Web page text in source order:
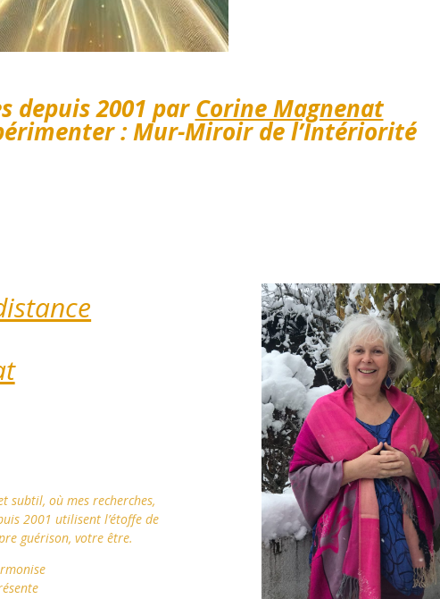
depuis 2001 parCorine Magnenat
:Mur-Miroir de l’Intériorité
subtil, où mes recherches,
2001 utilisent l’étoffe de
guérison, votre être.